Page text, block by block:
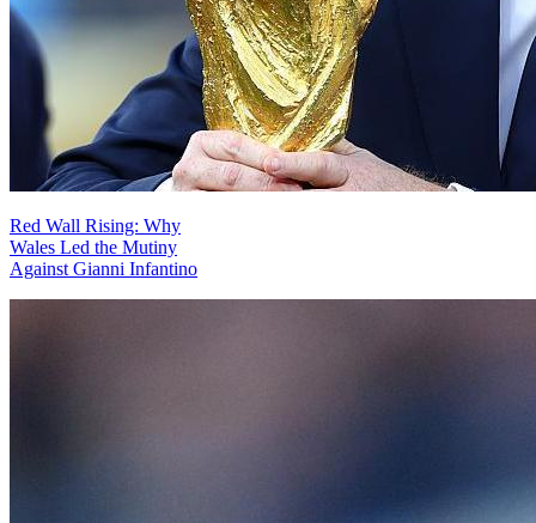
Red Wall Rising: Why
Wales Led the Mutiny
Against Gianni Infantino